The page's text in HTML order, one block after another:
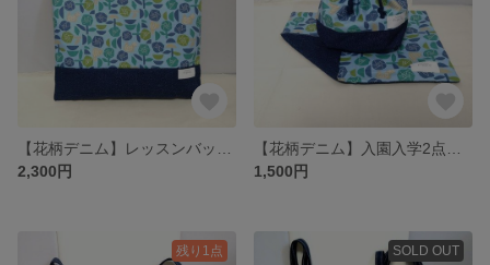
2,300円
1,500円
残り1点 SOLD OUT